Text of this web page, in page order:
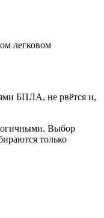
легковом
БПЛА, не рвётся и,
Выбор
только